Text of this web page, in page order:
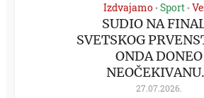
Izdvajamo • Sport •
SUDIO NA
SVETSKOG
ONDA DONEO
27.07.2026.